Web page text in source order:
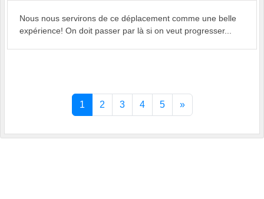
Nous nous servirons de ce déplacement comme une belle
expérience! On doit passer par là si on veut progresser...
1 2 3 4 5 »